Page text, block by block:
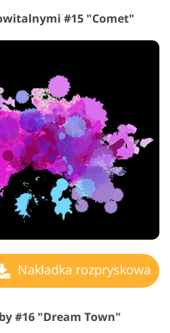
#15 "Comet"
Nakładka rozpryskowa
#16 "Dream Town"